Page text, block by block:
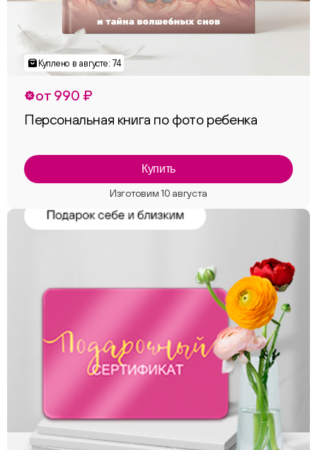
от 990 ₽
Персональная книга по фото ребенка
Купить